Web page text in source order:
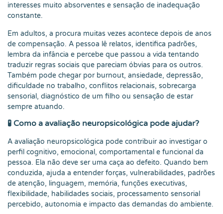
interesses muito absorventes e sensação de inadequação
constante.
Em adultos, a procura muitas vezes acontece depois de anos
de compensação. A pessoa lê relatos, identifica padrões,
lembra da infância e percebe que passou a vida tentando
traduzir regras sociais que pareciam óbvias para os outros.
Também pode chegar por burnout, ansiedade, depressão,
dificuldade no trabalho, conflitos relacionais, sobrecarga
sensorial, diagnóstico de um filho ou sensação de estar
sempre atuando.
🧪 Como a avaliação neuropsicológica pode ajudar?
A avaliação neuropsicológica pode contribuir ao investigar o
perfil cognitivo, emocional, comportamental e funcional da
pessoa. Ela não deve ser uma caça ao defeito. Quando bem
conduzida, ajuda a entender forças, vulnerabilidades, padrões
de atenção, linguagem, memória, funções executivas,
flexibilidade, habilidades sociais, processamento sensorial
percebido, autonomia e impacto das demandas do ambiente.